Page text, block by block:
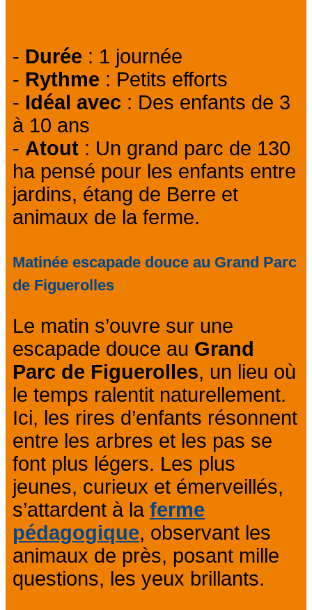
- Durée : 1 journée
- Rythme : Petits efforts
- Idéal avec : Des enfants de 3
à 10 ans
- Atout : Un grand parc de 130
ha pensé pour les enfants entre
jardins, étang de Berre et
animaux de la ferme.
Matinée escapade douce au Grand Parc
de Figuerolles
Le matin s’ouvre sur une
escapade douce au Grand
Parc de Figuerolles, un lieu où
le temps ralentit naturellement.
Ici, les rires d’enfants résonnent
entre les arbres et les pas se
font plus légers. Les plus
jeunes, curieux et émerveillés,
s’attardent à la ferme
pédagogique, observant les
animaux de près, posant mille
questions, les yeux brillants.